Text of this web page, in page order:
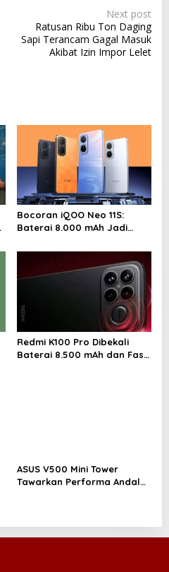
Next post
Ratusan Ribu Ton Daging
Sapi Terancam Gagal Masuk
Akibat Izin Impor Lelet
Bocoran iQOO Neo 11S:
Baterai 8.000 mAh Jadi
Redmi K100 Pro Dibekali
Baterai 8.500 mAh dan Fast
ASUS V500 Mini Tower
Tawarkan Performa Andal